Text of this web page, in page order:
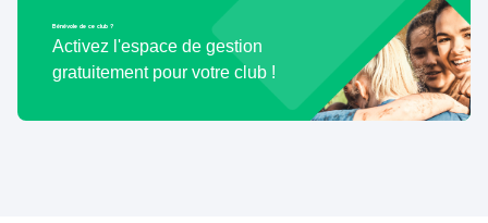
Bénévole de ce club ?
Activez l'espace de gestion
gratuitement pour votre club !